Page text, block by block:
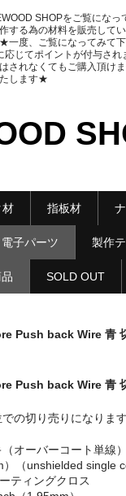
SHOPをご覧にな
する為の材料を販売して
一度、ご覧になってみて
応じてポイントが付与さ
されなくてもご購入頂け
します★
材 指板材
電子パーツ 製作
SOLD OUT
Push back Wire 青
Push back Wire 青
の切り売りになります
オーバーコート単線）
（unshielded single
ティングクロス